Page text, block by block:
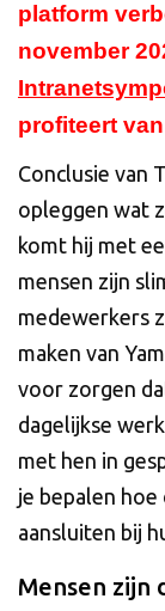
platform
november
profiteert
Conclusie van
opleggen wat
komt hij met
mensen zijn
medewerkers
maken van
voor zorgen
dagelijkse
met hen in
je bepalen
aansluiten bij
Mensen zijn